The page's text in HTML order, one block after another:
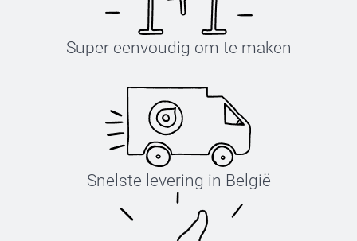
Super eenvoudig om te maken
Snelste levering in België